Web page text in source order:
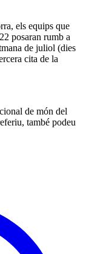
els equips que
posaran rumb a
de juliol (dies
cita de la
de món del
també podeu